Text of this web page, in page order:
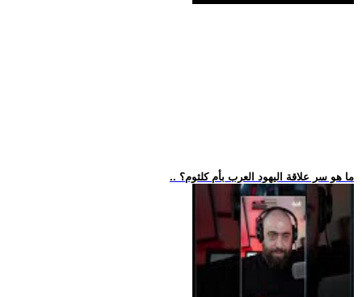
.. ما هو سر علاقة اليهود العرب بأم كلثوم؟